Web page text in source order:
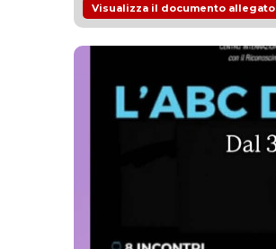
Visualizza il documento allegato